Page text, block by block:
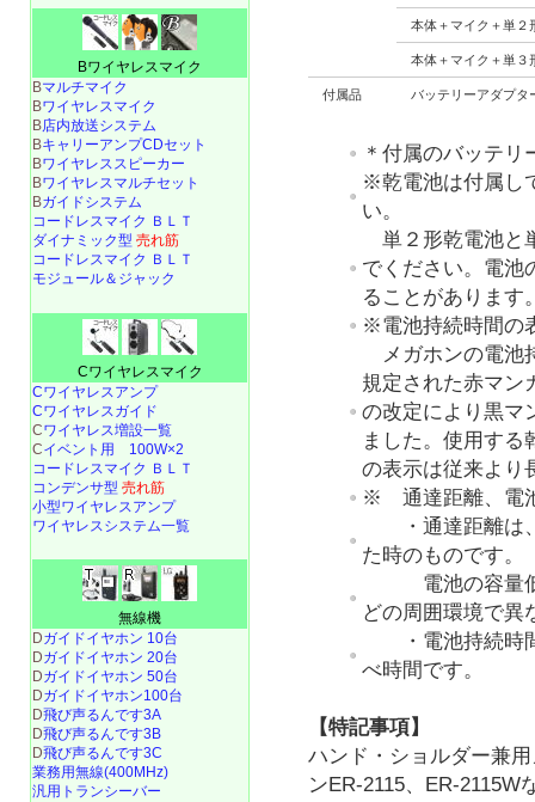
本体＋マイク＋単２
本体＋マイク＋単３
付属品 バッテリーアダプ
＊付属のバッテリ
※乾電池は付属し
い。
単２形乾電池と
でください。電池
ることがあります
※電池持続時間の
メガホンの電池
規定された赤マン
の改定により黒マ
ました。使用する
の表示は従来より
※ 通達距離、電
・通達距離は、
た時のものです。
電池の容量低
どの周囲環境で異
・電池持続時間
べ時間です。
【特記事項】
ハンド・ショルダー兼
ンER-2115、ER-2115W
Bワイヤレスマイク
Bマルチマイク
Bワイヤレスマイク
B店内放送システム
BキャリーアンプCDセット
Bワイヤレススピーカー
Bワイヤレスマルチセット
Bガイドシステム
コードレスマイク ＢＬＴ
ダイナミック型 売れ筋
コードレスマイク ＢＬＴ
モジュール＆ジャック
Cワイヤレスマイク
Cワイヤレスアンプ
Cワイヤレスガイド
Cワイヤレス増設一覧
Cイベント用 100W×2
コードレスマイク ＢＬＴ
コンデンサ型 売れ筋
小型ワイヤレスアンプ
ワイヤレスシステム一覧
無線機
Dガイドイヤホン 10台
Dガイドイヤホン 20台
Dガイドイヤホン 50台
Dガイドイヤホン100台
D飛び声るんです3A
D飛び声るんです3B
D飛び声るんです3C
業務用無線(400MHz)
汎用トランシーバー